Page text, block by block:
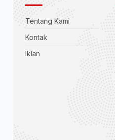
Tentang Kami
Kontak
Iklan